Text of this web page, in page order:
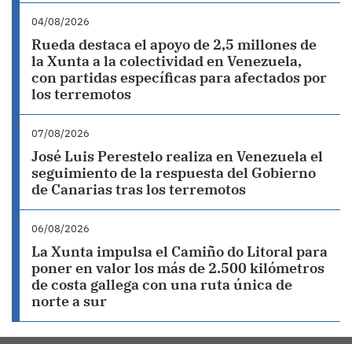
04/08/2026
Rueda destaca el apoyo de 2,5 millones de
la Xunta a la colectividad en Venezuela,
con partidas específicas para afectados por
los terremotos
07/08/2026
José Luis Perestelo realiza en Venezuela el
seguimiento de la respuesta del Gobierno
de Canarias tras los terremotos
06/08/2026
La Xunta impulsa el Camiño do Litoral para
poner en valor los más de 2.500 kilómetros
de costa gallega con una ruta única de
norte a sur